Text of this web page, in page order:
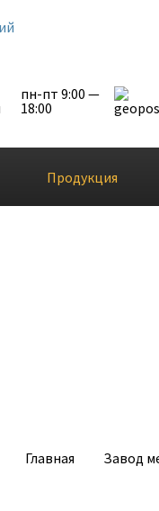
пн-пт 9:00 —
18:00
Продукция
Главная Завод